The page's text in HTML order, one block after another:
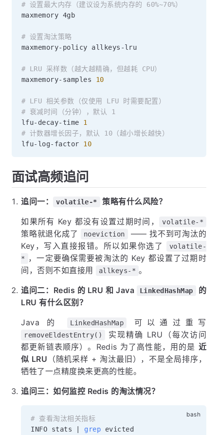
# 设置最大内存（建议设为系统内存的 60%~70%）
maxmemory 4gb
# 设置淘汰策略
maxmemory-policy allkeys-lru
# LRU 采样数（越大越精确，但越耗 CPU）
maxmemory-samples 10
# LFU 相关参数（仅使用 LFU 时需要配置）
# 衰减时间（分钟），默认 1
lfu-decay-time 1
# 计数器增长因子，默认 10（越小增长越快）
lfu-log-factor 10
面试高频追问
追问一： volatile-* 策略有什么风险？
如果所有 Key 都没有设置过期时间， volatile-*
策略就退化成了 noeviction
—— 找不到可淘汰的
Key，写入直接报错。所以如果你选了
volatile-
*
，一定要确保需要被淘汰的 Key 都设置了过期时
间，否则不如直接用
allkeys-* 。
追问二：Redis 的 LRU 和 Java LinkedHashMap
的
LRU 有什么区别？
Java 的 LinkedHashMap 可以通过重写
removeEldestEntry()
实现精确 LRU（每次访问
都更新链表顺序）。Redis 为了高性能，用的是 近
似 LRU （随机采样 + 淘汰最旧），不是全局排序，
牺牲了一点精度换来更高的性能。
追问三：如何监控 Redis 的淘汰情况？
# 查看淘汰相关指标
INFO stats
grep